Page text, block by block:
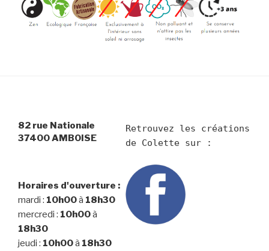
82 rue Nationale
37400 AMBOISE
Horaires d'ouverture :
mardi : 10h00à 18h30
mercredi : 10h00à
18h30
jeudi : 10h00à 18h30
Retrouvez les créations